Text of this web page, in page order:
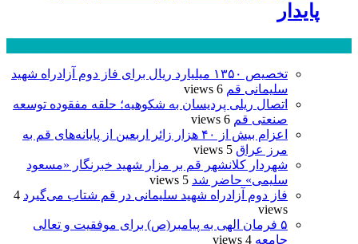
پایدار
تخصیص ۱۳۵۰ میلیارد ریال برای فاز دوم آزادراه شهید
سلیمانی قم 6 views
اتصال ریلی پردیسان به شکوهیه؛ حلقه مفقوده توسعه
صنعتی قم 6 views
اعزام بیش از ۴۰ هزار زائر اربعین از پایانه‌های قم به
مرز عراق 5 views
شهردار کلانشهر قم بر مزار شهید خبرنگار «مسعود
سلیمی» حاضر شد 5 views
فاز دوم آزادراه شهید سلیمانی در قم شتاب می‌گیرد 4
views
۵ فرمان الهی به پیامبر(ص) برای موفقیت و تعالی
جامعه 4 views